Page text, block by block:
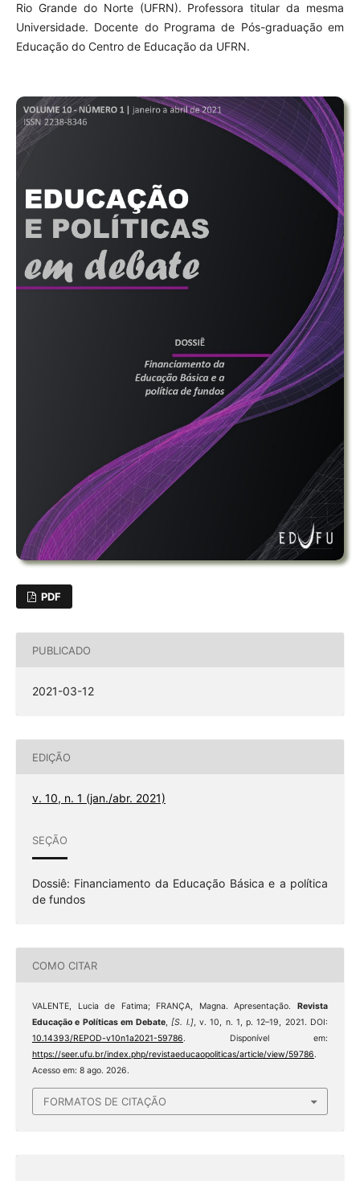
Rio Grande do Norte (UFRN). Professora titular da mesma
Universidade. Docente do Programa de Pós-graduação em
Educação do Centro de Educação da UFRN.
PDF
PUBLICADO
2021-03-12
EDIÇÃO
v. 10, n. 1 (jan./abr. 2021)
SEÇÃO
Dossiê: Financiamento da Educação Básica e a política
de fundos
COMO CITAR
VALENTE, Lucia de Fatima; FRANÇA, Magna. Apresentação.Revista
Educação e Políticas em Debate,[S. l.], v. 10, n. 1, p. 12–19, 2021. DOI:
10.14393/REPOD-v10n1a2021-59786. Disponível em:
https://seer.ufu.br/index.php/revistaeducaopoliticas/article/view/59786.
Acesso em: 8 ago. 2026.
FORMATOS DE CITAÇÃO